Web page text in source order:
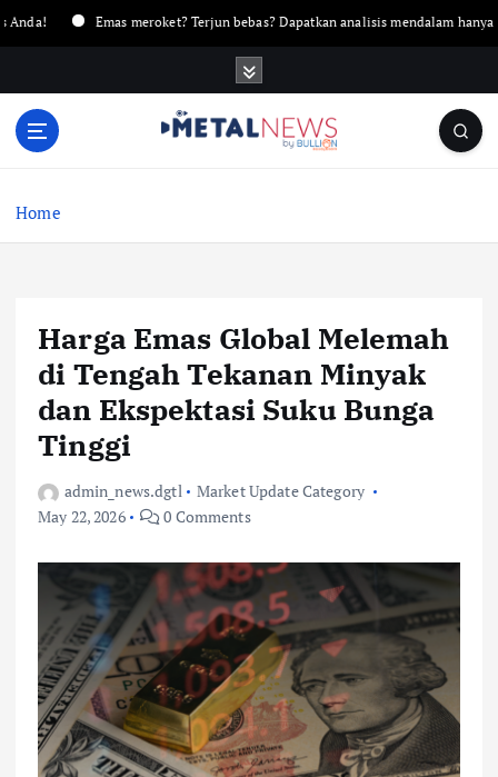
Emas meroket? Terjun bebas? Dapatkan analisis mendalam hanya di
Home
Harga Emas Global Melemah
di Tengah Tekanan Minyak
dan Ekspektasi Suku Bunga
Tinggi
admin_news.dgtl
Market Update Category
May 22, 2026
0 Comments